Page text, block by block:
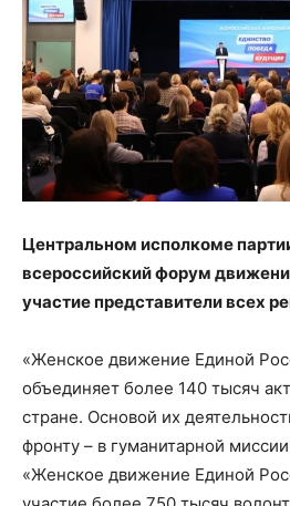
Центральном исполкоме
всероссийский форум
участие представители всех
«Женское движение Единой
объединяет более 140 тысяч
стране. Основой их
фронту – в гуманитарной
«Женское движение Единой